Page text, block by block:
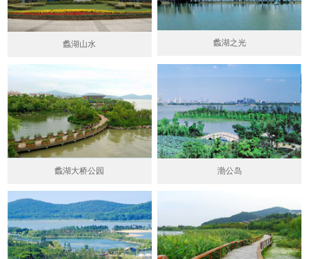
蠡湖山水 蠡湖之光
蠡湖大桥公园 渤公岛